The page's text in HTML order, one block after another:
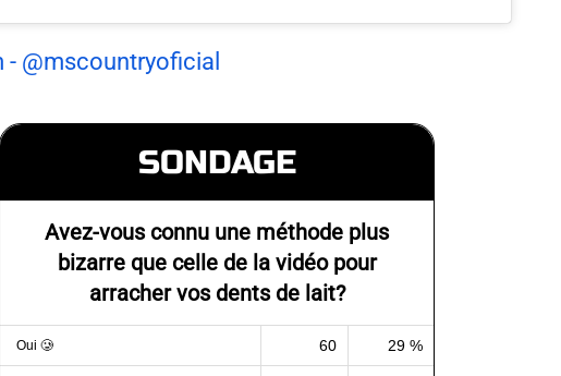
- @mscountryoficial
SONDAGE
Avez-vous connu une méthode plus
bizarre que celle de la vidéo pour
arracher vos dents de lait?
Oui 🥲 60 29 %